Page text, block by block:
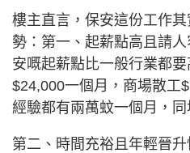
樓主直言，保安這份工作
勢：第一、起薪點高且請
安嘅起薪點比一般行業都
$24,000一個月，商場散工
經驗都有兩萬蚊一個月，同
第二、時間充裕且年輕晉